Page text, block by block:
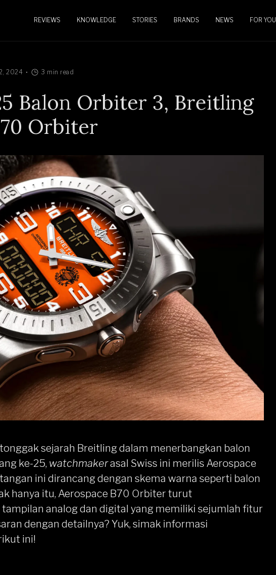
REVIEWS KNOWLEDGE STORIES BRANDS NEWS FOR YOU
2024 3 min read
Balon Orbiter 3, Breitling
Orbiter
sejarah Breitling dalam menerbangkan balon
ke-25, watchmakerasal Swiss ini merilis Aerospace
ini dirancang dengan skema warna seperti balon
hanya itu, Aerospace B70 Orbiter turut
analog dan digital yang memiliki sejumlah fitur
dengan detailnya? Yuk, simak informasi
ini!